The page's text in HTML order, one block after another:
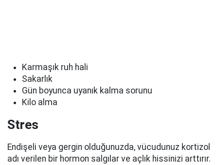
Karmaşık ruh hali
Sakarlık
Gün boyunca uyanık kalma sorunu
Kilo alma
Stres
Endişeli veya gergin olduğunuzda, vücudunuz kortizol
adı verilen bir hormon salgılar ve açlık hissinizi arttırır.